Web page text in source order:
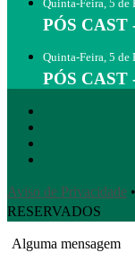
Quinta-Feira, 5 de
PÓS CAST
Quinta-Feira, 5 de
PÓS CAST
Aviso de Privacidade
RESERVADOS
Alguma mensagem